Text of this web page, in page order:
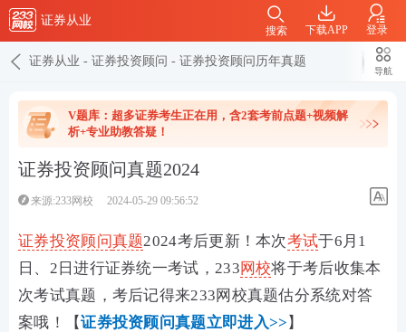
证券从业
下载APP 登录
搜索
证券从业 - 证券投资顾问 - 证券投资顾问历年真题
导航
V题库：超多证券考生正在用，含2套考前点题+视频解
析+专业助教答疑！
证券投资顾问真题2024
来源:233网校 2024-05-29 09:56:52
证券投资顾问真题2024考后更新！本次考试于6月1
日、2日进行证券统一考试 ，233网校将于考后收集本
次考试真题，考后记得来233网校真题估分系统对答
案哦！【证券投资顾问真题立即进入>> 】